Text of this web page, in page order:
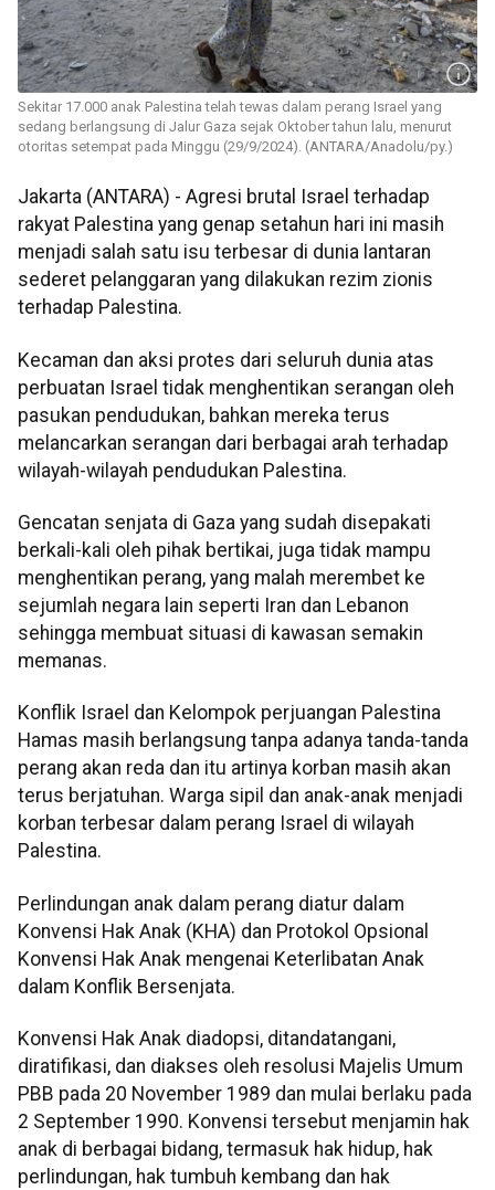
Sekitar 17.000 anak Palestina telah tewas dalam perang Israel yang
sedang berlangsung di Jalur Gaza sejak Oktober tahun lalu, menurut
otoritas setempat pada Minggu (29/9/2024). (ANTARA/Anadolu/py.)
Jakarta (ANTARA) - Agresi brutal Israel terhadap
rakyat Palestina yang genap setahun hari ini masih
menjadi salah satu isu terbesar di dunia lantaran
sederet pelanggaran yang dilakukan rezim zionis
terhadap Palestina.
Kecaman dan aksi protes dari seluruh dunia atas
perbuatan Israel tidak menghentikan serangan oleh
pasukan pendudukan, bahkan mereka terus
melancarkan serangan dari berbagai arah terhadap
wilayah-wilayah pendudukan Palestina.
Gencatan senjata di Gaza yang sudah disepakati
berkali-kali oleh pihak bertikai, juga tidak mampu
menghentikan perang, yang malah merembet ke
sejumlah negara lain seperti Iran dan Lebanon
sehingga membuat situasi di kawasan semakin
memanas.
Konflik Israel dan Kelompok perjuangan Palestina
Hamas masih berlangsung tanpa adanya tanda-tanda
perang akan reda dan itu artinya korban masih akan
terus berjatuhan. Warga sipil dan anak-anak menjadi
korban terbesar dalam perang Israel di wilayah
Palestina.
Perlindungan anak dalam perang diatur dalam
Konvensi Hak Anak (KHA) dan Protokol Opsional
Konvensi Hak Anak mengenai Keterlibatan Anak
dalam Konflik Bersenjata.
Konvensi Hak Anak diadopsi, ditandatangani,
diratifikasi, dan diakses oleh resolusi Majelis Umum
PBB pada 20 November 1989 dan mulai berlaku pada
2 September 1990. Konvensi tersebut menjamin hak
anak di berbagai bidang, termasuk hak hidup, hak
perlindungan, hak tumbuh kembang dan hak